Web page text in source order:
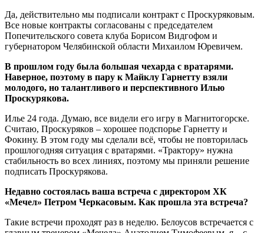
Да, действительно мы подписали контракт с Проскуряковым.
Все новые контракты согласованы с председателем
Попечительского совета клуба Борисом Видгофом и
губернатором Челябинской области Михаилом Юревичем.
В прошлом году была большая чехарда с вратарями.
Наверное, поэтому в пару к Майклу Гарнетту взяли
молодого, но талантливого и перспективного Илью
Проскурякова.
Илье 24 года. Думаю, все видели его игру в Магнитогорске.
Считаю, Проскуряков – хорошее подспорье Гарнетту и
Фокину. В этом году мы сделали всё, чтобы не повторилась
прошлогодняя ситуация с вратарями. «Трактору» нужна
стабильность во всех линиях, поэтому мы приняли решение
подписать Проскурякова.
Недавно состоялась ваша встреча с директором ХК
«Мечел» Петром Черкасовым. Как прошла эта встреча?
Такие встречи проходят раз в неделю. Белоусов встречается с